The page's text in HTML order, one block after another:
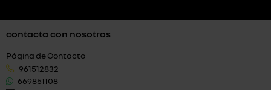
contacta con nosotros
Página de Contacto
961512832
669851108